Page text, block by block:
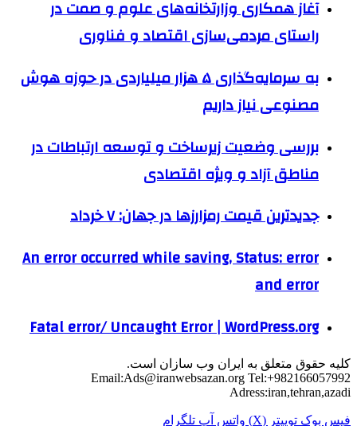
آغاز همکاری وزارتخانه‌های علوم و صمت در
راستای مردمی‌سازی اقتصاد و فناوری
به سرمایه‌گذاری ۵ هزار میلیاردی در حوزه هوش
مصنوعی نیاز داریم
بررسی وضعیت زیرساخت و توسعه ارتباطات در
مناطق آزاد و ویژه اقتصادی
جدیدترین قیمت رمزارزها در جهان: ۷ خرداد
An error occurred while saving, Status: error
and error
Fatal error/ Uncaught Error | WordPress.org
کلیه حقوق متعلق به ایران وب سازان است.
Email:Ads@iranwebsazan.org Tel:+982166057992
Adress:iran,tehran,azadi
فیس بوک توییتر (X) واتس آپ تلگرام